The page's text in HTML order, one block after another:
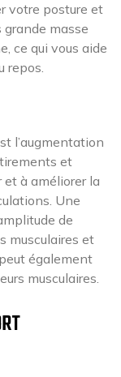
votre posture et
grande masse
ce qui vous aide
repos.
l’augmentation
et
et à améliorer la
Une
de
musculaires et
également
musculaires.